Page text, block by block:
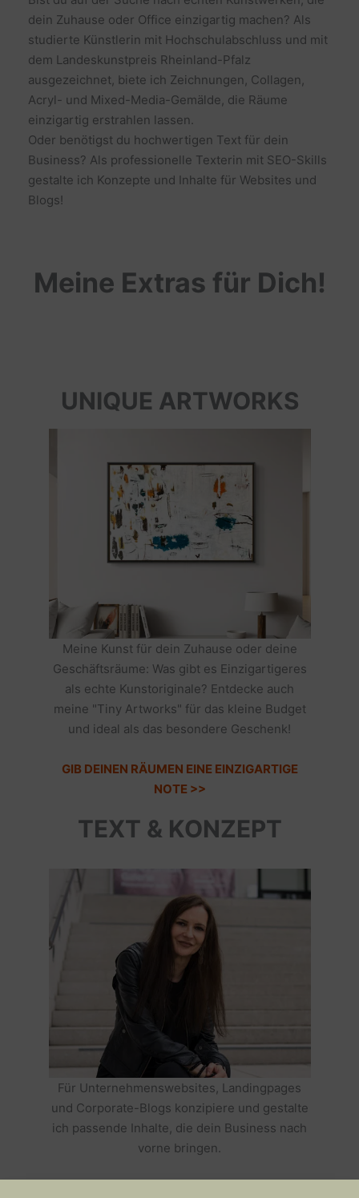
dein Zuhause oder Office einzigartig machen? Als
studierte Künstlerin mit Hochschulabschluss und mit
dem Landeskunstpreis Rheinland-Pfalz
ausgezeichnet, biete ich Zeichnungen, Collagen,
Acryl- und Mixed-Media-Gemälde, die Räume
einzigartig erstrahlen lassen.
Oder benötigst du hochwertigen Text für dein
Business? Als professionelle Texterin mit SEO-Skills
gestalte ich Konzepte und Inhalte für Websites und
Blogs!
Meine Extras für Dich!
UNIQUE ARTWORKS
Meine Kunst für dein Zuhause oder deine
Geschäftsräume: Was gibt es Einzigartigeres
als echte Kunstoriginale? Entdecke auch
meine "Tiny Artworks" für das kleine Budget
und ideal als das besondere Geschenk!
GIB DEINEN RÄUMEN EINE EINZIGARTIGE
NOTE >>
TEXT & KONZEPT
Für Unternehmenswebsites, Landingpages
und Corporate-Blogs konzipiere und gestalte
ich passende Inhalte, die dein Business nach
vorne bringen.